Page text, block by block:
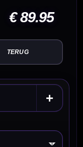
€ 89.95
TERUG
+